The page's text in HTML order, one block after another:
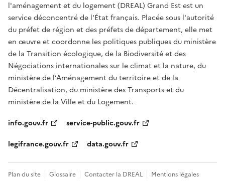
l'aménagement et du logement (DREAL) Grand Est est un
service déconcentré de l'État français. Placée sous l'autorité
du préfet de région et des préfets de département, elle met
en œuvre et coordonne les politiques publiques du ministère
de la Transition écologique, de la Biodiversité et des
Négociations internationales sur le climat et la nature, du
ministère de l’Aménagement du territoire et de la
Décentralisation, du ministère des Transports et du
ministère de la Ville et du Logement.
info.gouv.fr
service-public.gouv.fr
legifrance.gouv.fr
data.gouv.fr
Plan du site Glossaire Contacter la DREAL Mentions légales